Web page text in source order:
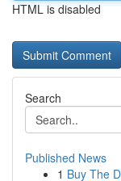
HTML is disabled
Search
Published News
1 Buy The